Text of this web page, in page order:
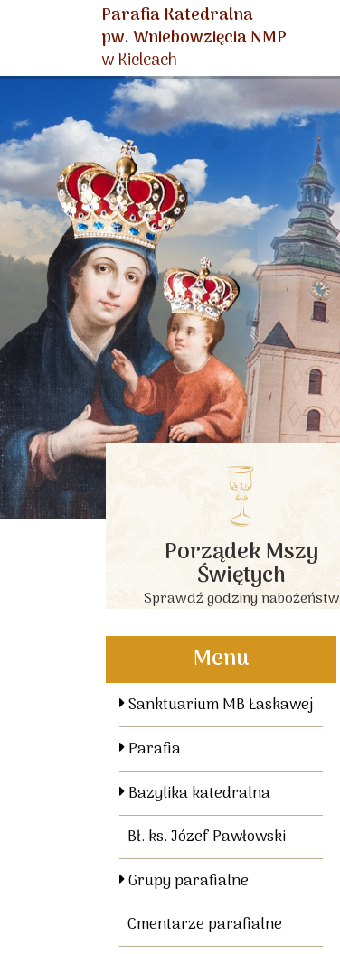
Parafia Katedralna
pw. Wniebowzięcia NMP
w Kielcach
Porządek Mszy
Świętych
Sprawdź godziny nabożeństw
Menu
Sanktuarium MB Łaskawej
Parafia
Bazylika katedralna
Bł. ks. Józef Pawłowski
Grupy parafialne
Cmentarze parafialne